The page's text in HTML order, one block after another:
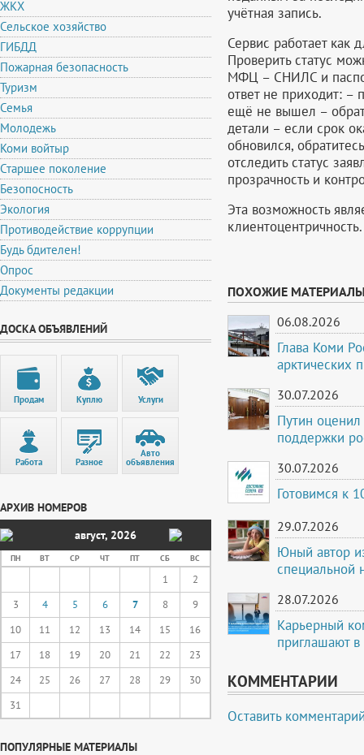
ЖКХ
Сельское хозяйство
ГИБДД
Пожарная безопасность
Туризм
Семья
Молодежь
Коми войтыр
Старшее поколение
Безопосность
Экология
Противодействие коррупции
Будь бдителен!
Опрос
Документы редакции
ДОСКА ОБЪЯВЛЕНИЙ
Продам Куплю Услуги
Работа Разное
Авто
объявления
АРХИВ НОМЕРОВ
август, 2026
ПН ВТ СР ЧТ ПТ СБ ВС
1
2
3
4 5 6 7 8
9
10
11 12 13 14 15
16
17
18 19 20 21 22
23
24
25 26 27 28 29
30
31
ПОПУЛЯРНЫЕ МАТЕРИАЛЫ
учётная запись.
Сервис работает как
Проверить статус
МФЦ – СНИЛС и
ответ не приходит: –
ещё не вышел –
детали – если срок
обновился,
отследить статус
прозрачность и
Эта возможность
клиентоцентричность.
ПОХОЖИЕ
06.08.2026
Глава Коми
арктических
30.07.2026
Путин
поддержки
30.07.2026
Готовимся к
29.07.2026
Юный автор
специальной
28.07.2026
Карьерный
приглашают
КОММЕНТАРИИ
Оставить